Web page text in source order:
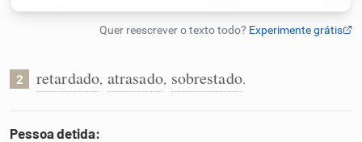
Humanizador de IA
Cata-letras
2 retardado, atrasado, sobrestado.
Pessoa detida: